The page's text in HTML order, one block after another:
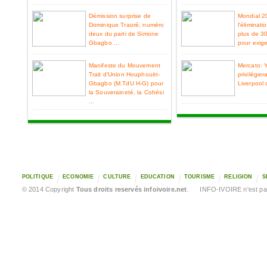
Démission surprise de
Dominique Traoré, numéro
deux du parti de Simone
Gbagbo ...
Manifeste du Mouvement
Trait d'Union Houphouët-
Gbagbo (M.TdU H-G) pour
la Souveraineté, la Cohési
Mondial
plus de
pour
Mercato:
Liverpool
POLITIQUE ECONOMIE CULTURE EDUCATION TOURISME RELIGION
© 2014 Copyright Tous droits reservés infoivoire.net . INFO-IVOIRE n'est